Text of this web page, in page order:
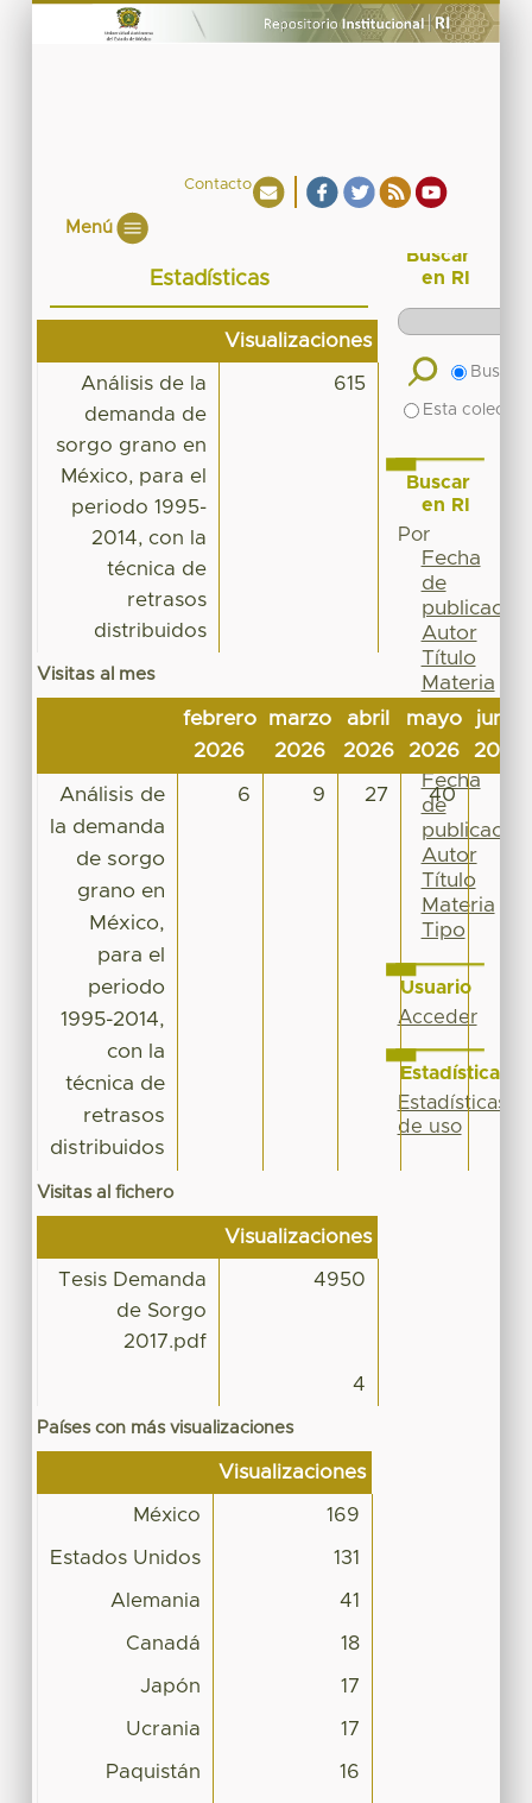
Contacto
Menú
Estadísticas
Visualizaciones
Análisis de la
demanda de
sorgo grano en
México, para el
periodo 1995-
2014, con la
técnica de
retrasos
distribuidos
615
Visitas al mes
febrero
2026
marzo
2026
abril
2026
mayo
2026
junio
2026
Análisis de
la demanda
de sorgo
grano en
México,
para el
periodo
1995-2014,
con la
técnica de
retrasos
distribuidos
6 9 27 40
Visitas al fichero
Visualizaciones
Tesis Demanda
de Sorgo
2017.pdf
4950
4
Países con más visualizaciones
Visualizaciones
México 169
Estados Unidos 131
Alemania 41
Canadá 18
Japón 17
Ucrania 17
Paquistán 16
Buscar
en RI
Buscar
Esta
Buscar
en RI
Por
Fecha
de
publicación
Autor
Título
Materia
Tipo
colección
Fecha
de
publicación
Autor
Título
Materia
Tipo
Usuario
Acceder
Estadísticas
Estadísticas
de uso